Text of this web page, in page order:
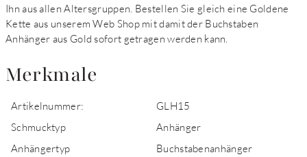
Ihn aus allen Altersgruppen. Bestellen Sie gleich eine Goldene
Kette aus unserem Web Shop mit damit der Buchstaben
Anhänger aus Gold sofort getragen werden kann.
Merkmale
Artikelnummer:
GLH15
Schmucktyp
Anhänger
Anhängertyp
Buchstabenanhänger